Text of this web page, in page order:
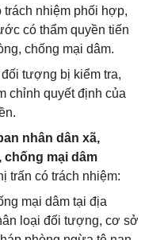
nhiệm phối hợp,
có thẩm quyền tiến
chống mại dâm.
tượng bị kiểm tra,
chỉnh quyết định của
nhân dân xã,
mại dâm
trấn có trách nhiệm:
mại dâm tại địa
loại đối tượng, cơ sở